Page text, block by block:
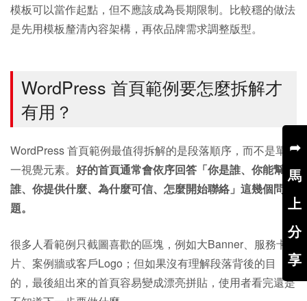
模板可以當作起點，但不應該成為長期限制。比較穩的做法
是先用模板釐清內容架構，再依品牌需求調整版型。
WordPress 首頁範例要怎麼拆解才
有用？
WordPress 首頁範例最值得拆解的是段落順序，而不是單
一視覺元素。 好的首頁通常會依序回答「你是誰、你能幫
誰、你提供什麼、為什麼可信、怎麼開始聯絡」這幾個問
題。
很多人看範例只截圖喜歡的區塊，例如大Banner、服務卡
片、案例牆或客戶Logo；但如果沒有理解段落背後的目
的，最後組出來的首頁容易變成漂亮拼貼，使用者看完還是
➦
馬
上
分
享